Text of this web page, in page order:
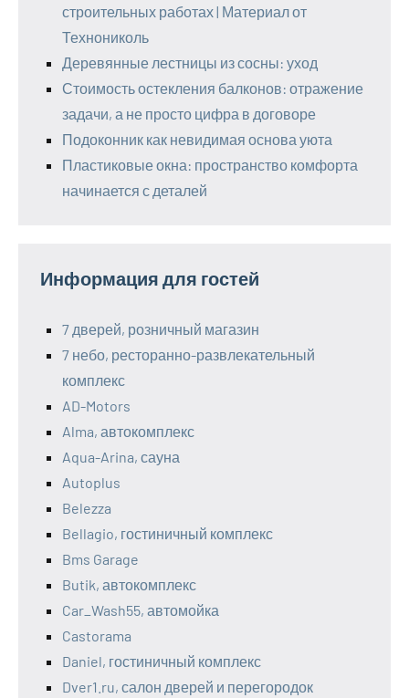
строительных работах | Материал от
Технониколь
Деревянные лестницы из сосны: уход
Стоимость остекления балконов: отражение
задачи, а не просто цифра в договоре
Подоконник как невидимая основа уюта
Пластиковые окна: пространство комфорта
начинается с деталей
Информация для гостей
7 дверей, розничный магазин
7 небо, ресторанно-развлекательный
комплекс
AD-Motors
Alma, автокомплекс
Aqua-Arina, сауна
Autoplus
Belezza
Bellagio, гостиничный комплекс
Bms Garage
Butik, автокомплекс
Car_Wash55, автомойка
Castorama
Daniel, гостиничный комплекс
Dver1.ru, салон дверей и перегородок